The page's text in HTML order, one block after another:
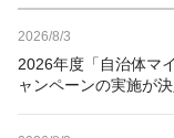
2026/8/3
2026年度「自治体マ
ャンペーンの実施が